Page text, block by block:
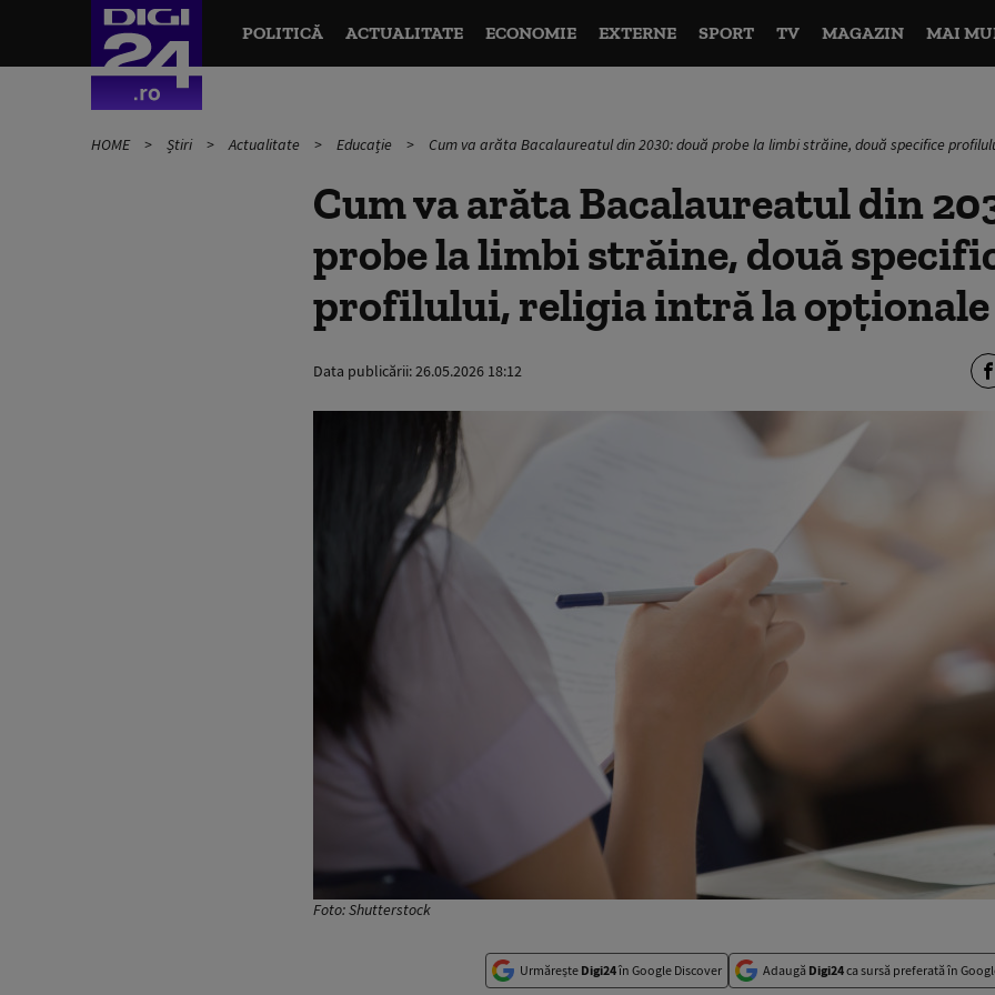
POLITICĂ ACTUALITATE ECONOMIE EXTERNE SPORT TV MAGAZIN MAI
HOME Știri Actualitate Educație Cum va arăta Bacalaureatul din 2030: două probe la limbi străine, două specifice
Cum va arăta Bacalaureatul din
probe la limbi străine, două
profilului, religia intră la opționale
Data publicării:26.05.2026 18:12
Foto: Shutterstock
Urmărește Digi24în Google Discover Adaugă Digi24ca sursă preferată în